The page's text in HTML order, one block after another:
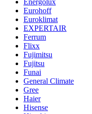
Energolux
Eurohoff
Euroklimat
EXPERTAIR
Ferrum
Flixx
Fujimitsu
Fujitsu
Funai
General Climate
Gree
Haier
Hisense